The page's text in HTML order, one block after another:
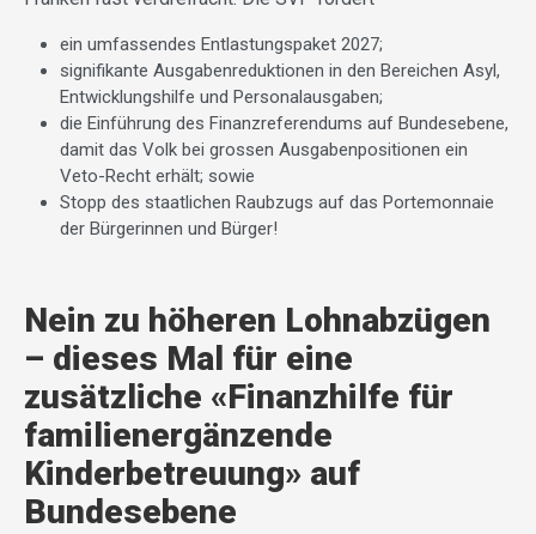
ein umfassendes Entlastungspaket 2027;
signifikante Ausgabenreduktionen in den Bereichen Asyl,
Entwicklungshilfe und Personalausgaben;
die Einführung des Finanzreferendums auf Bundesebene,
damit das Volk bei grossen Ausgabenpositionen ein
Veto-Recht erhält; sowie
Stopp des staatlichen Raubzugs auf das Portemonnaie
der Bürgerinnen und Bürger!
Nein zu höheren Lohnabzügen
– dieses Mal für eine
zusätzliche «Finanzhilfe für
familienergänzende
Kinderbetreuung» auf
Bundesebene